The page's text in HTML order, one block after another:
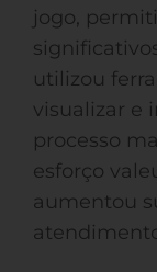
jogo,
utilizou
visualizar e
processo
esforço
aumentou